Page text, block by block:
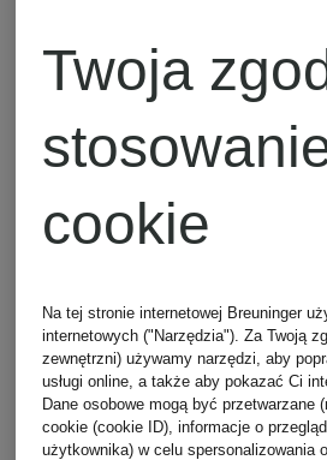
+ rabat
promocyjny
certyfikatem
green
trampki
Twoja
cookie
Na tej stronie internetowej Breuninger
internetowych ("Narzędzia"). Za Twoją
zewnętrzni) używamy narzędzi, aby
usługi online, a także aby pokazać Ci
Dane osobowe mogą być przetwarzane
cookie (cookie ID), informacje o
użytkownika) w celu spersonalizowania